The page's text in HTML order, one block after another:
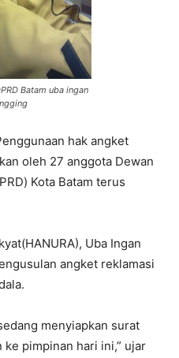
Batam uba ingan
hak angket
oleh 27 anggota Dewan
Kota Batam terus
Uba Ingan
angket reklamasi
menyiapkan surat
ke pimpinan hari ini,” ujar